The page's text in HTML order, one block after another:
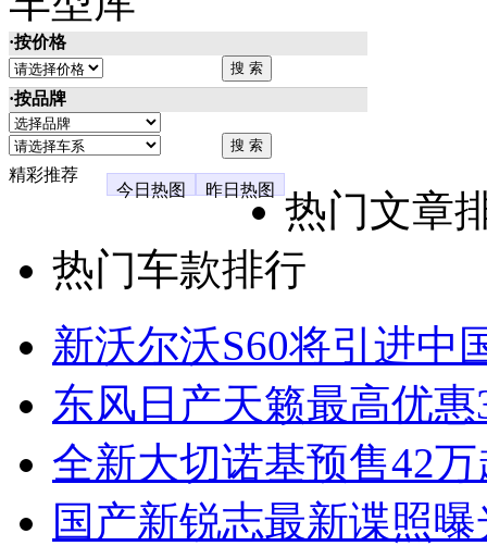
·按价格
·按品牌
精彩推荐
今日热图
昨日热图
热门文章
热门车款排行
新沃尔沃S60将引进中
东风日产天籁最高优
全新大切诺基预售42
国产新锐志最新谍照